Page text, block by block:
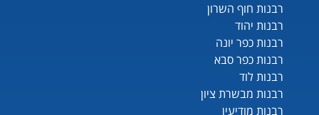
רבנות חוף השרון
רבנות יהוד
רבנות כפר יונה
רבנות כפר סבא
רבנות לוד
רבנות מבשרת ציון
רבנות מודיעין